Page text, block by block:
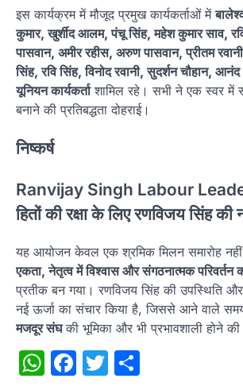
इस कार्यक्रम में मौजूद प्रमुख कार्यकर्ताओं में
कुमार, खुर्शीद आलम, पंचू सिंह, महेश कुमार साव,
पासवान, अमीर रहीस, अरुण पासवान, प्रीतम
सिंह, रवि सिंह, विनोद रवानी, सुदर्शन चौहान,
यूनियन कार्यकर्ताशामिल रहे। सभी ने एक स्वर में
बनाने की प्रतिबद्धता दोहराई।
निष्कर्ष
Ranvijay Singh Labour
हितों की रक्षा के लिए रणविजय सिंह की
यह आयोजन केवल एक श्रमिक मिलन समारोह
एकता, नेतृत्व में विश्वास और संगठनात्मक
प्रतीक बन गया। रणविजय सिंह की उपस्थिति और
नई ऊर्जा का संचार किया है, जिससे आने वाले
मजदूर संघकी भूमिका और भी प्रभावशाली होने की
WhatsApp
Facebook
Twitter